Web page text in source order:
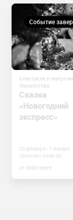
Событие
Спектакли в театре
Лермонтова
Сказка
«Новогодний
экспресс»
20 декабря - 7 января
проспект Абая, 43
от 2000 тенге